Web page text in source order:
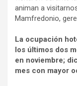
animan a
Mamfredonio,
La ocupación
los últimos dos
en noviembre;
mes con mayor